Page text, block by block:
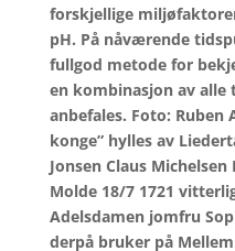
forskjellige
pH. På nåværende
fullgod metode for
en kombinasjon av alle
anbefales. Foto: Ruben
konge” hylles av
Jonsen Claus
Molde 18/7 1721
Adelsdamen jomfru
derpå bruker på